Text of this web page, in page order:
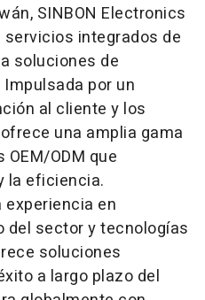
SINBON Electronics
integrados de
soluciones de
por un
al cliente y los
una amplia gama
ODM que
la eficiencia.
experiencia en
del sector y tecnologías
soluciones
a largo plazo del